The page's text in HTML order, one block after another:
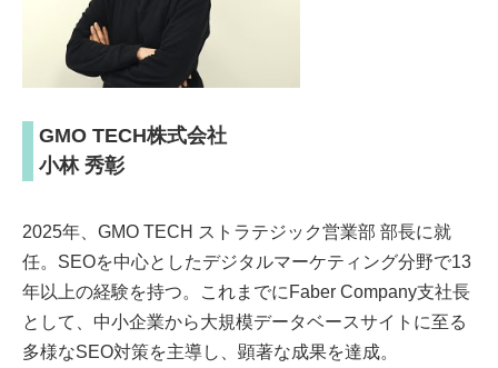
GMO TECH株式会社
小林 秀彰
2025年、GMO TECH ストラテジック営業部 部長に就
任。SEOを中心としたデジタルマーケティング分野で13
年以上の経験を持つ。これまでにFaber Company支社長
として、中小企業から大規模データベースサイトに至る
多様なSEO対策を主導し、顕著な成果を達成。